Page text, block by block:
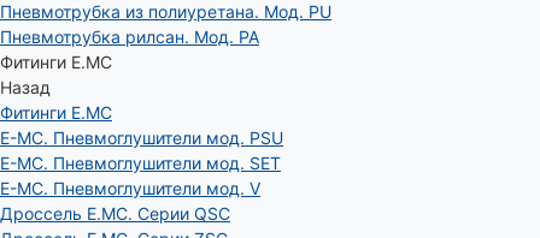
Пневмотрубка из полиуретана. Мод. РU
Пневмотрубка рилсан. Мод. PA
Фитинги E.MC
Назад
Фитинги E.MC
E-MC. Пневмоглушители мод. PSU
E-MC. Пневмоглушители мод. SET
E-MC. Пневмоглушители мод. V
Дроссель E.MC. Серии QSC